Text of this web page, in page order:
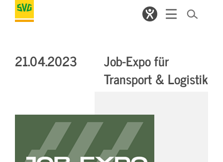
21.04.2023
Job-Expo für
Transport & Logistik